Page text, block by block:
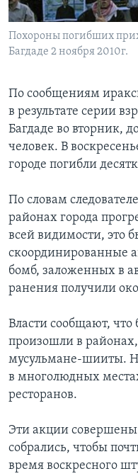
Learning English
Языки
Похороны погибших
Багдаде 2 ноября 2010г.
По сообщениям
в результате серии
Багдаде во вторник,
человек. В
городе погибли
По словам
районах города
всей видимости, это
скоординированные
бомб, заложенных в
ранения получили
Власти сообщают, что
произошли в
мусульмане-шииты.
в многолюдных
ресторанов.
Эти акции совершены
собрались, чтобы
время воскресного